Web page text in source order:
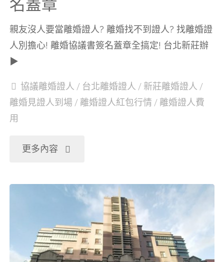
婚
證
名
蓋
名蓋章
親友沒人要當離婚證人? 離婚找不到證人? 找離婚證
人別擔心! 離婚協議書簽名蓋章全搞定! 台北新莊辦
▶
協議離婚證人 / 台北離婚證人 / 新莊離婚證人 /
離婚見證人到場/ 離婚證人紅包行情 / 離婚證人費
用
更多內容 "台
莊
離